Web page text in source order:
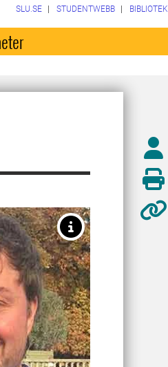
SLU.SE STUDENTWEBB BIBLIOTEK